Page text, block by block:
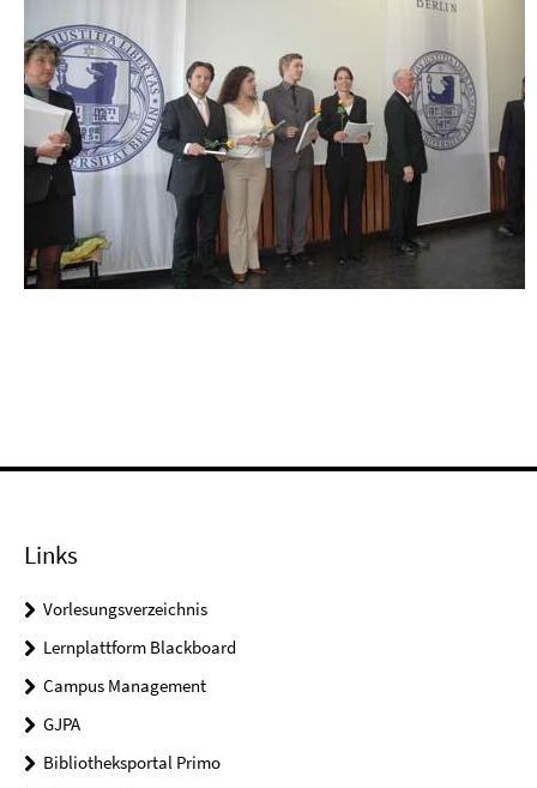
Links
Vorlesungsverzeichnis
Lernplattform Blackboard
Campus Management
GJPA
Bibliotheksportal Primo